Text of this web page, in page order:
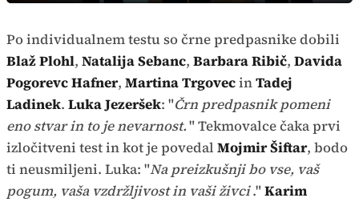
način
Po individualnem testu so črne predpasnike dobili
Blaž Plohl, Natalija Sebanc, Barbara Ribič, Davida
Pogorevc Hafner, Martina TrgovecinTadej
Ladinek. Luka Jezeršek: "Črn predpasnik pomeni
eno stvar in to je nevarnost." Tekmovalce čaka prvi
izločitveni test in kot je povedal Mojmir Šiftar, bodo
ti neusmiljeni. Luka: "Na preizkušnji bo vse, vaš
pogum, vaša vzdržljivost in vaši živci."Karim